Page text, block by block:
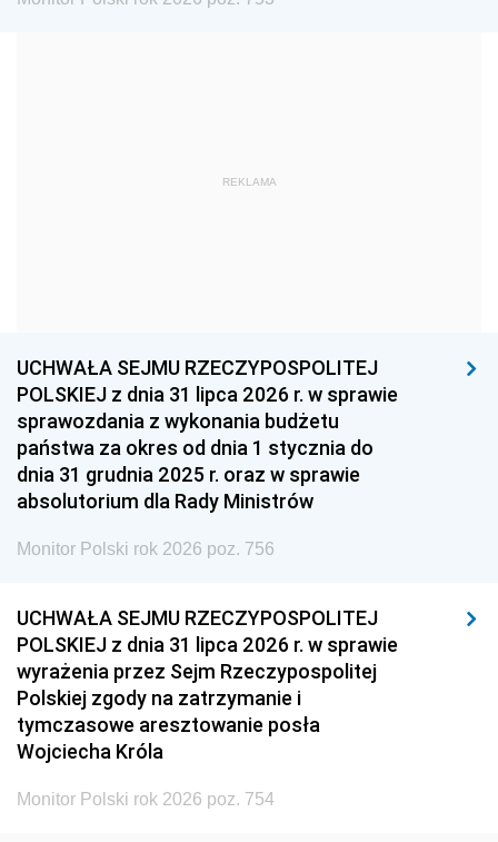
1959
1939 1938 1937
1936 1930
REKLAMA
UCHWAŁA SEJMU RZECZYPOSPOLITEJ
POLSKIEJ z dnia 31 lipca 2026 r. w sprawie
sprawozdania z wykonania budżetu
państwa za okres od dnia 1 stycznia do
dnia 31 grudnia 2025 r. oraz w sprawie
absolutorium dla Rady Ministrów
Monitor Polski rok 2026 poz. 756
UCHWAŁA SEJMU RZECZYPOSPOLITEJ
POLSKIEJ z dnia 31 lipca 2026 r. w sprawie
wyrażenia przez Sejm Rzeczypospolitej
Polskiej zgody na zatrzymanie i
tymczasowe aresztowanie posła
Wojciecha Króla
Monitor Polski rok 2026 poz. 754